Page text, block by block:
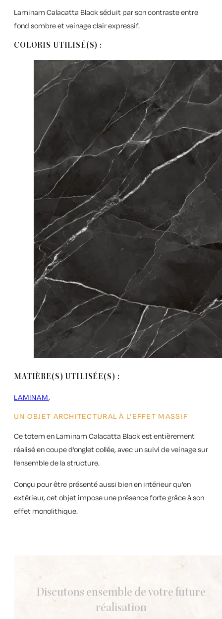
Laminam Calacatta Black séduit par son contraste entre
fond sombre et veinage clair expressif.
COLORIS UTILISÉ(S) :
MATIÈRE(S) UTILISÉE(S) :
LAMINAM
UN OBJET ARCHITECTURAL À L’EFFET MASSIF
Ce totem en Laminam Calacatta Blackest entièrement
réalisé encoupe d’onglet collée, avec un suivi de veinage sur
l’ensemble de la structure.
Conçu pour être présenté aussi bien en intérieur qu’en
extérieur, cet objet impose une présence forte grâce à son
effet monolithique.
Discutons ensemble de votre future
réalisation